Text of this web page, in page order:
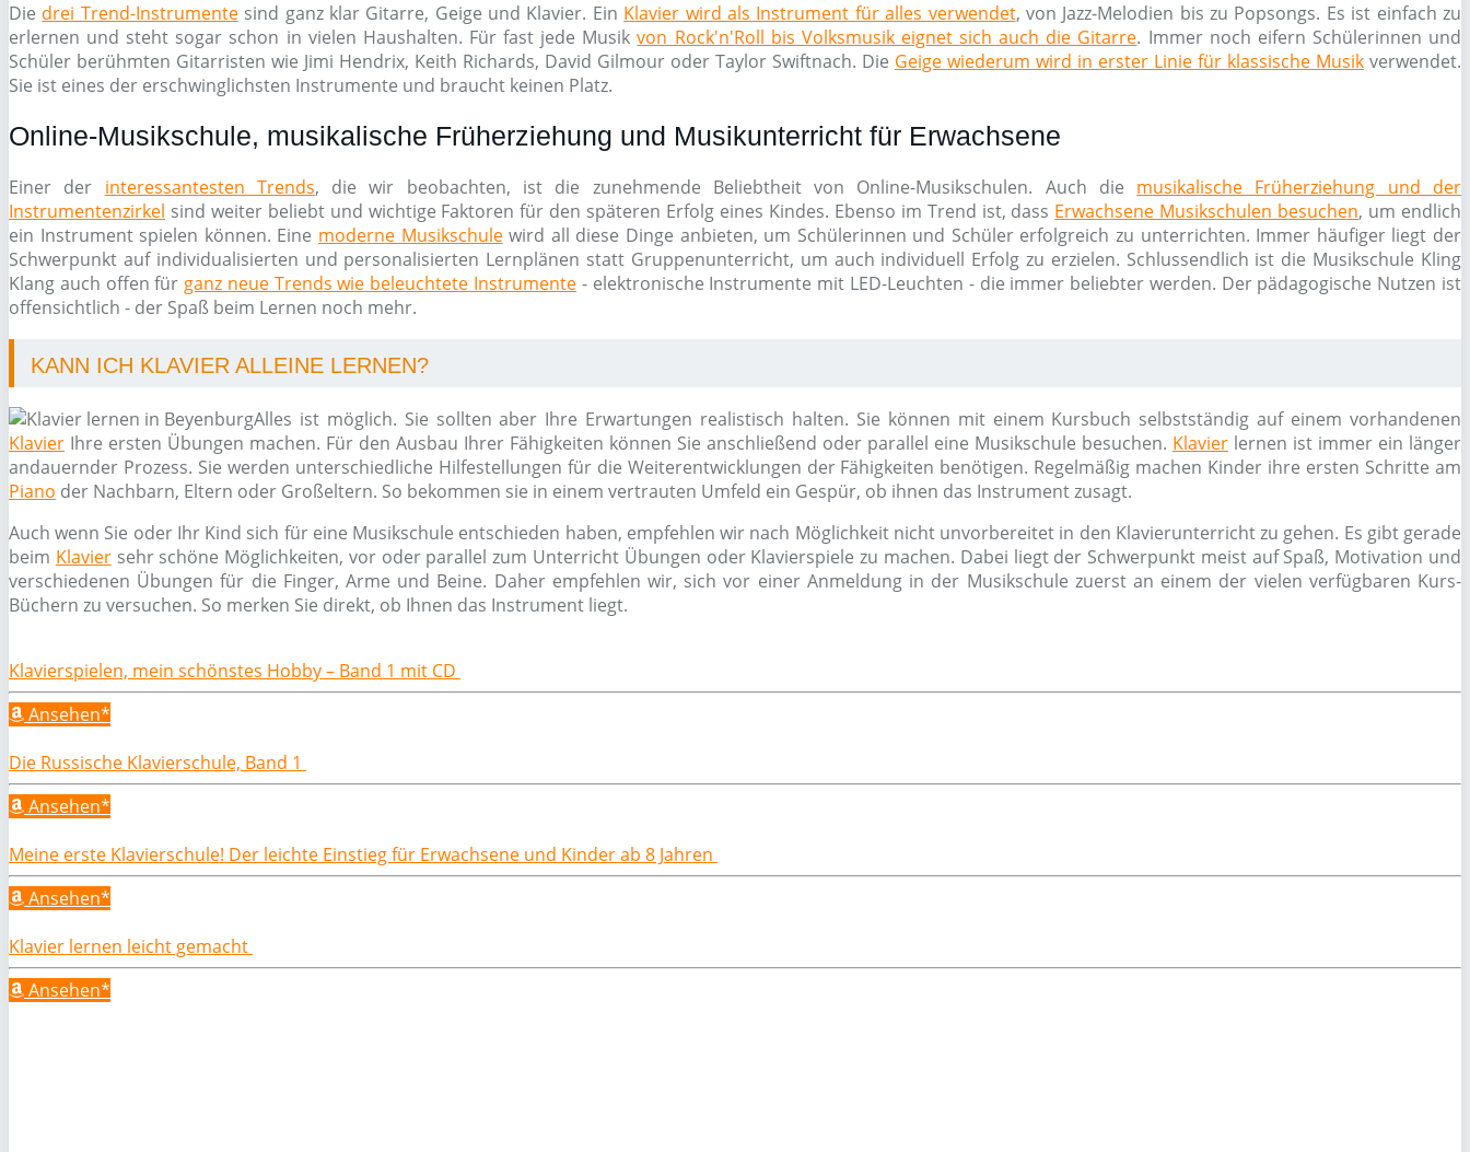
Die drei Trend-Instrumentesind ganz klar Gitarre, Geige und Klavier. Ein Klavier wird als Instrument für alles verwendet, von Jazz-Melodien bis zu Popsongs. Es ist einfach zu
erlernen und steht sogar schon in vielen Haushalten. Für fast jede Musikvon Rock'n'Roll bis Volksmusik eignet sich auch die Gitarre. Immer noch eifern Schülerinnen und
Schüler berühmten Gitarristen wie Jimi Hendrix, Keith Richards, David Gilmour oder Taylor Swiftnach. Die Geige wiederum wird in erster Linie für klassische Musik verwendet.
Sie ist eines der erschwinglichsten Instrumente und braucht keinen Platz.
Online-Musikschule, musikalische Früherziehung und Musikunterricht für Erwachsene
Einer der interessantesten Trends, die wir beobachten, ist die zunehmende Beliebtheit von Online-Musikschulen. Auch die musikalische Früherziehung und der
Instrumentenzirkel sind weiter beliebt und wichtige Faktoren für den späteren Erfolg eines Kindes. Ebenso im Trend ist, dass Erwachsene Musikschulen besuchen, um endlich
ein Instrument spielen können. Eine moderne Musikschulewird all diese Dinge anbieten, um Schülerinnen und Schüler erfolgreich zu unterrichten. Immer häufiger liegt der
Schwerpunkt auf individualisierten und personalisierten Lernplänen statt Gruppenunterricht, um auch individuell Erfolg zu erzielen. Schlussendlich ist die Musikschule Kling
Klang auch offen für ganz neue Trends wie beleuchtete Instrumente - elektronische Instrumente mit LED-Leuchten - die immer beliebter werden. Der pädagogische Nutzen ist
offensichtlich - der Spaß beim Lernen noch mehr.
KANN ICH KLAVIER ALLEINE LERNEN?
Alles ist möglich. Sie sollten aber Ihre Erwartungen realistisch halten. Sie können mit einem Kursbuch selbstständig auf einem vorhandenen
Klavier Ihre ersten Übungen machen. Für den Ausbau Ihrer Fähigkeiten können Sie anschließend oder parallel eine Musikschule besuchen. Klavier lernen ist immer ein länger
andauernder Prozess. Sie werden unterschiedliche Hilfestellungen für die Weiterentwicklungen der Fähigkeiten benötigen. Regelmäßig machen Kinder ihre ersten Schritte am
Piano der Nachbarn, Eltern oder Großeltern. So bekommen sie in einem vertrauten Umfeld ein Gespür, ob ihnen das Instrument zusagt.
Auch wenn Sie oder Ihr Kind sich für eine Musikschule entschieden haben, empfehlen wir nach Möglichkeit nicht unvorbereitet in den Klavierunterricht zu gehen. Es gibt gerade
beim Klaviersehr schöne Möglichkeiten, vor oder parallel zum Unterricht Übungen oder Klavierspiele zu machen. Dabei liegt der Schwerpunkt meist auf Spaß, Motivation und
verschiedenen Übungen für die Finger, Arme und Beine. Daher empfehlen wir, sich vor einer Anmeldung in der Musikschule zuerst an einem der vielen verfügbaren Kurs-
Büchern zu versuchen. So merken Sie direkt, ob Ihnen das Instrument liegt.
Klavierspielen, mein schönstes Hobby – Band 1 mit CD
Ansehen*
Die Russische Klavierschule, Band 1
Ansehen*
Meine erste Klavierschule! Der leichte Einstieg für Erwachsene und Kinder ab 8 Jahren
Ansehen*
Klavier lernen leicht gemacht
Ansehen*